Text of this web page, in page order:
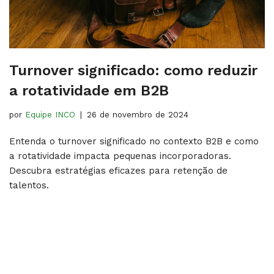
Turnover significado: como reduzir
a rotatividade em B2B
por Equipe INCO 26 de novembro de 2024
Entenda o turnover significado no contexto B2B e como
a rotatividade impacta pequenas incorporadoras.
Descubra estratégias eficazes para retenção de
talentos.